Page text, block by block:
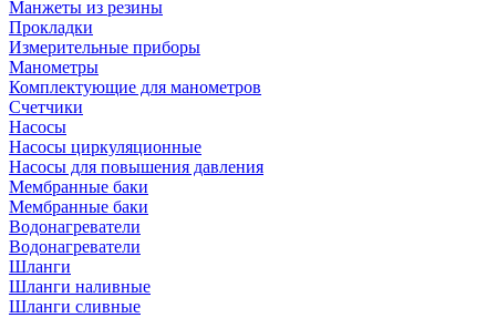
Манжеты из резины
Прокладки
Измерительные приборы
Манометры
Комплектующие для манометров
Счетчики
Насосы
Насосы циркуляционные
Насосы для повышения давления
Мембранные баки
Мембранные баки
Водонагреватели
Водонагреватели
Шланги
Шланги наливные
Шланги сливные